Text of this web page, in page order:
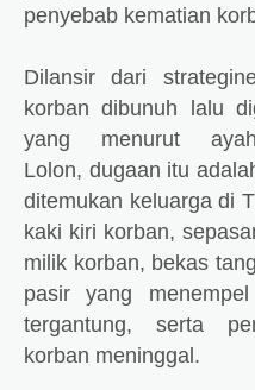
penyebab kematian
Dilansir dari
korban dibunuh lalu
yang menurut
Lolon, dugaan itu
ditemukan keluarga di
kaki kiri korban,
milik korban, bekas
pasir yang
tergantung, serta
korban meninggal.